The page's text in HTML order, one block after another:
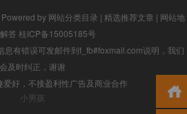
Powered by 网站分类目录 | 精选推荐文章 | 网站地
答 桂ICP备15005185号
息有错误可发邮件到f_fb#foxmail.com说明，我们
会及时纠正，谢谢
好，不接盈利性广告及商业合作
小男孩